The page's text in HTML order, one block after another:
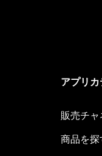
アプリ
販売チャ
商品を探